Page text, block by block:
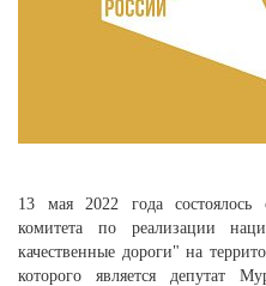
13 мая 2022 года состоялось
комитета по реализации
качественные дороги" на
которого является депутат